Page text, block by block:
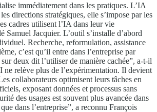
immédiatement dans les pratiques. L’IA
directions stratégiques, elle s’impose par les
cadres utilisent l’IA dans leur vie
Samuel Jacquier. L’outil s’installe d’abord
Recherche, reformulation, assistance
c’est qu’il entre dans l’entreprise par
deux dit l’utiliser de manière cachée”, a-t-il
relève plus de l’expérimentation. Il devient
collaborateurs optimisent leurs tâches en
exposant données et processus sans
des usages est souvent plus avancée dans
dans l’entreprise”, a reconnu François